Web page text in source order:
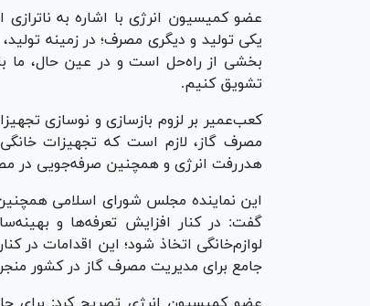
یکی تولید و دیگری مصرف؛ در زمینه
بخشی از راه‌حل است و در عین حال، ما
تشویق کنیم.
کعب‌عمیر بر لزوم بازسازی و نوسازی
مصرف گاز، لازم است که تجهیزات
هدررفت انرژی و همچنین صرفه‌جویی در
این نماینده مجلس شورای اسلامی همچنین
گفت: در کنار افزایش تعرفه‌ها و
لوازم‌خانگی اتخاذ شود؛ این اقدامات
جامع برای مدیریت مصرف گاز در کشور